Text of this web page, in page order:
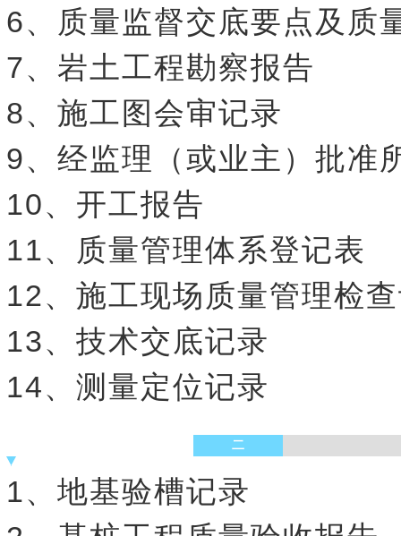
6、质量监督交底要点及质
7、岩土工程勘察报告
8、施工图会审记录
9、经监理（或业主）批准
10、开工报告
11、质量管理体系登记表
12、施工现场质量管理检
13、技术交底记录
14、测量定位记录
二
1、地基验槽记录